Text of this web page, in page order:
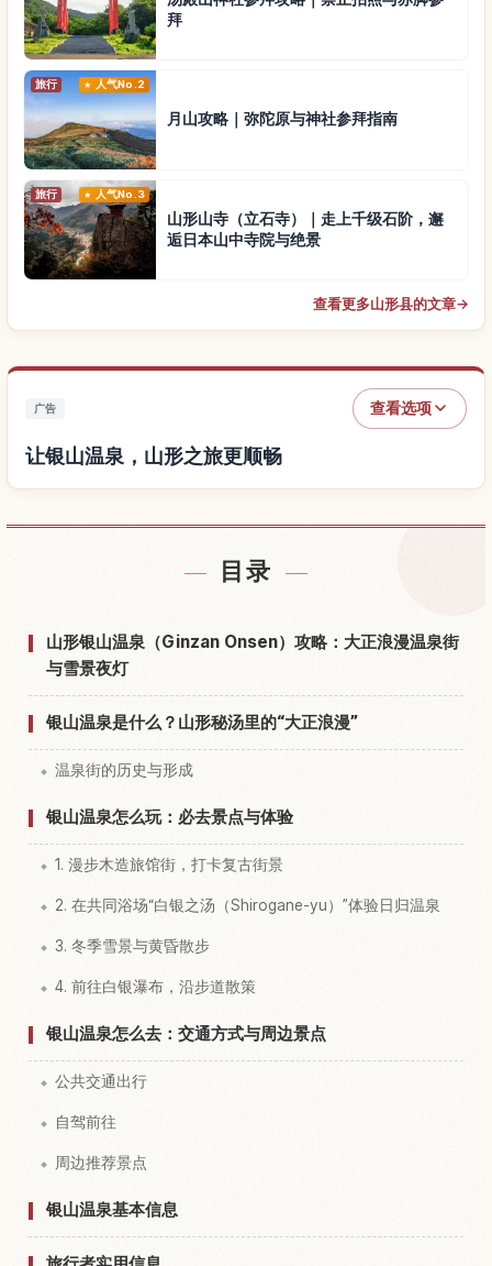
拜
旅行 人气No.2
月山攻略｜弥陀原与神社参拜指南
旅行 人气No.3
山形山寺（立石寺）｜走上千级石阶，邂
逅日本山中寺院与绝景
查看更多山形县的文章→
广告 查看选项
让银山温泉，山形之旅更顺畅
目录
山形银山温泉（Ginzan Onsen）攻略：大正浪漫温泉街
与雪景夜灯
银山温泉是什么？山形秘汤里的“大正浪漫”
温泉街的历史与形成
银山温泉怎么玩：必去景点与体验
1. 漫步木造旅馆街，打卡复古街景
2. 在共同浴场“白银之汤（Shirogane-yu）”体验日归温泉
3. 冬季雪景与黄昏散步
4. 前往白银瀑布，沿步道散策
银山温泉怎么去：交通方式与周边景点
公共交通出行
自驾前往
周边推荐景点
银山温泉基本信息